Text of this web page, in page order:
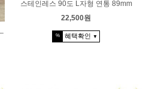
스테인레스 90도 L자형 연통 89mm
22,500원
% 혜택확인 ▼